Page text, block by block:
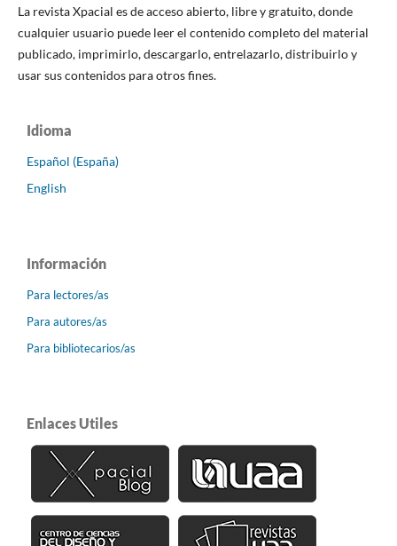
La revista Xpacial es de acceso abierto, libre y gratuito, donde
cualquier usuario puede leer el contenido completo del material
publicado, imprimirlo, descargarlo, entrelazarlo, distribuirlo y
usar sus contenidos para otros fines.
Idioma
Español (España)
English
Información
Para lectores/as
Para autores/as
Para bibliotecarios/as
Enlaces Utiles